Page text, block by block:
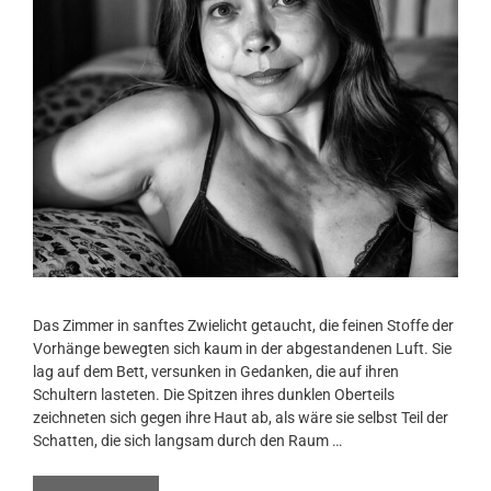
Das Zimmer in sanftes Zwielicht getaucht, die feinen Stoffe der
Vorhänge bewegten sich kaum in der abgestandenen Luft. Sie
lag auf dem Bett, versunken in Gedanken, die auf ihren
Schultern lasteten. Die Spitzen ihres dunklen Oberteils
zeichneten sich gegen ihre Haut ab, als wäre sie selbst Teil der
Schatten, die sich langsam durch den Raum …